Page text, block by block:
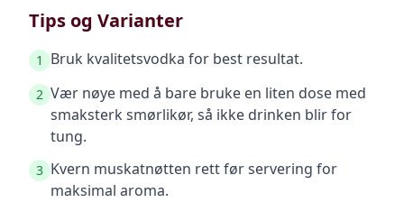
Tips og Varianter
1 Bruk kvalitetsvodka for best resultat.
2 Vær nøye med å bare bruke en liten dose med
smaksterk smørlikør, så ikke drinken blir for
tung.
3 Kvern muskatnøtten rett før servering for
maksimal aroma.